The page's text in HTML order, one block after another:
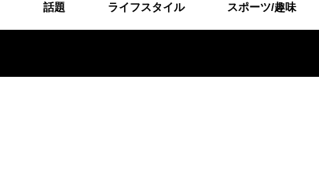
話題 ライフスタイル スポーツ/趣味